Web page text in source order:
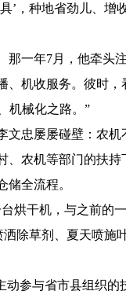
’，种地省劲儿、
一年7月，他牵头
、机收服务。彼时
机械化之路。”
忠屡屡碰壁：农机
、农机等部门的扶
全流程。
干机，与之前的一
除草剂、夏天喷
参与省市县组织的